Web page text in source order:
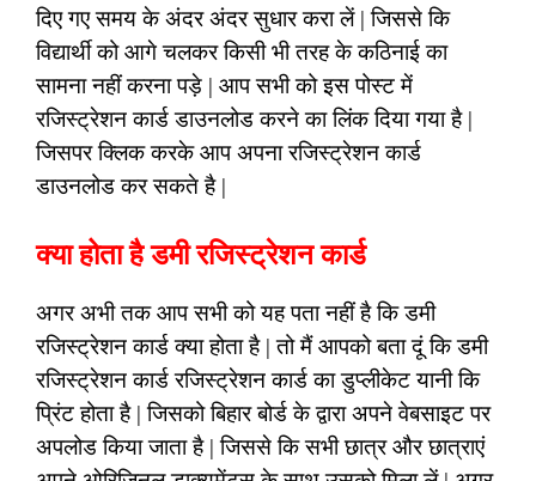
दिए गए समय के अंदर अंदर सुधार करा लें | जिससे कि
विद्यार्थी को आगे चलकर किसी भी तरह के कठिनाई का
सामना नहीं करना पड़े | आप सभी को इस पोस्ट में
रजिस्ट्रेशन कार्ड डाउनलोड करने का लिंक दिया गया है |
जिसपर क्लिक करके आप अपना रजिस्ट्रेशन कार्ड
डाउनलोड कर सकते है |
क्या होता है डमी रजिस्ट्रेशन कार्ड
अगर अभी तक आप सभी को यह पता नहीं है कि डमी
रजिस्ट्रेशन कार्ड क्या होता है | तो मैं आपको बता दूं कि डमी
रजिस्ट्रेशन कार्ड रजिस्ट्रेशन कार्ड का डुप्लीकेट यानी कि
प्रिंट होता है | जिसको बिहार बोर्ड के द्वारा अपने वेबसाइट पर
अपलोड किया जाता है | जिससे कि सभी छात्र और छात्राएं